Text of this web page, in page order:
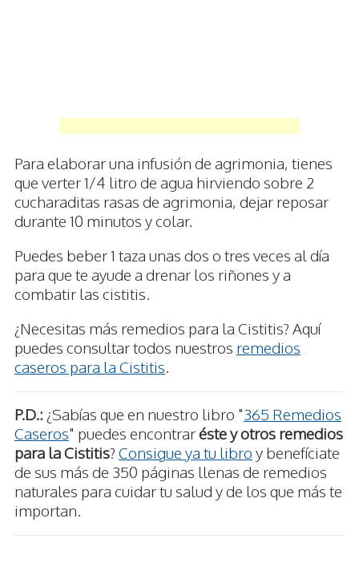
Para elaborar una infusión de agrimonia, tienes
que verter 1/4 litro de agua hirviendo sobre 2
cucharaditas rasas de agrimonia, dejar reposar
durante 10 minutos y colar.
Puedes beber 1 taza unas dos o tres veces al día
para que te ayude a drenar los riñones y a
combatir las cistitis.
¿Necesitas más remedios para la Cistitis? Aquí
puedes consultar todos nuestros remedios
caseros para la Cistitis.
P.D.: ¿Sabías que en nuestro libro "365 Remedios
Caseros" puedes encontraréste y otros remedios
para la Cistitis? Consigue ya tu libro y benefíciate
de sus más de 350 páginas llenas de remedios
naturales para cuidar tu salud y de los que más te
importan.